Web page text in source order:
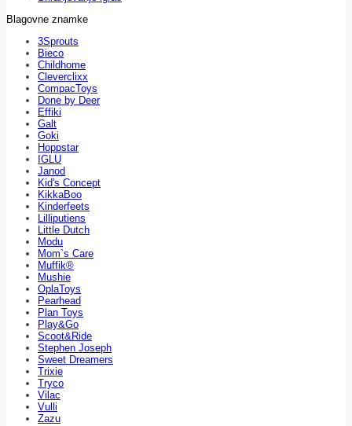
Blagovne znamke
3Sprouts
Bieco
Childhome
Cleverclixx
CompacToys
Done by Deer
Effiki
Galt
Goki
Hoppstar
IGLU
Janod
Kid's Concept
KikkaBoo
Kinderfeets
Lilliputiens
Little Dutch
Modu
Mom`s Care
Muffik®
Mushie
OplaToys
Pearhead
Plan Toys
Play&Go
Scoot&Ride
Stephen Joseph
Sweet Dreamers
Trixie
Tryco
Vilac
Vulli
Zazu